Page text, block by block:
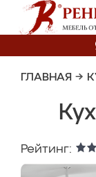
ГЛАВНАЯ →
Рейтинг: